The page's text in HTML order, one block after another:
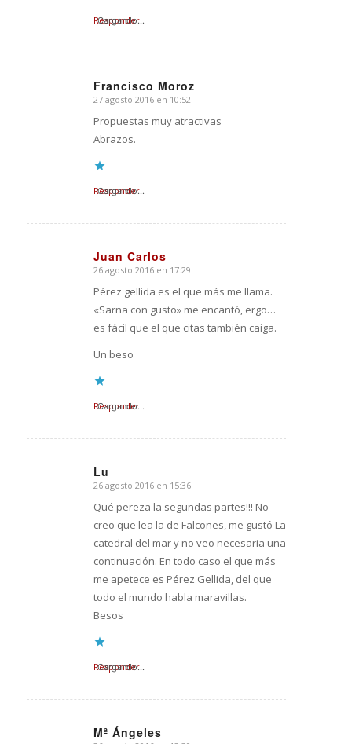
Cargando...
Responder
Francisco Moroz
Dice:
27 agosto 2016 en 10:52
Propuestas muy atractivas
Abrazos.
Cargando...
Responder
Juan Carlos
Dice:
26 agosto 2016 en 17:29
Pérez gellida es el que más me llama.
«Sarna con gusto» me encantó, ergo…
es fácil que el que citas también caiga.
Un beso
Cargando...
Responder
Lu
Dice:
26 agosto 2016 en 15:36
Qué pereza la segundas partes!!! No
creo que lea la de Falcones, me gustó La
catedral del mar y no veo necesaria una
continuación. En todo caso el que más
me apetece es Pérez Gellida, del que
todo el mundo habla maravillas.
Besos
Cargando...
Responder
Mª Ángeles